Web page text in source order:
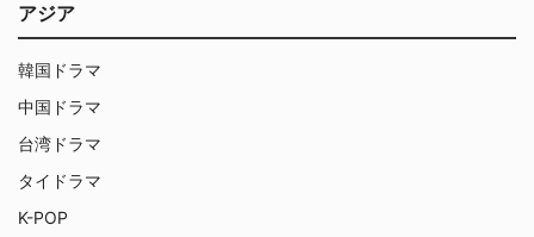
アジア
韓国ドラマ
中国ドラマ
台湾ドラマ
タイドラマ
K-POP